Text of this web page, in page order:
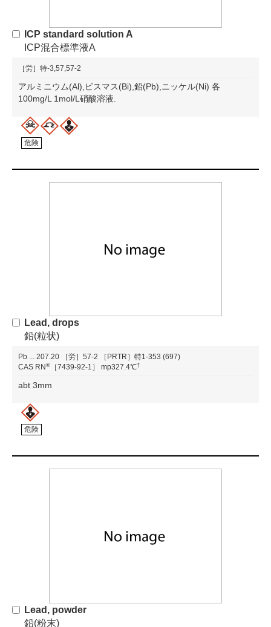
ICP standard solution A
ICP混合標準液A
［労］特-3,57,57-2
アルミニウム(Al),ビスマス(Bi),鉛(Pb),ニッケル(Ni) 各
100mg/L 1mol/L硝酸溶液.
危険
Lead, drops
鉛(粒状)
Pb ... 207.20 ［労］57-2
［PRTR］特1-353 (697)
CAS RN ® ［7439-92-1］ mp327.4℃†
abt 3mm
危険
Lead, powder
鉛(粉末)